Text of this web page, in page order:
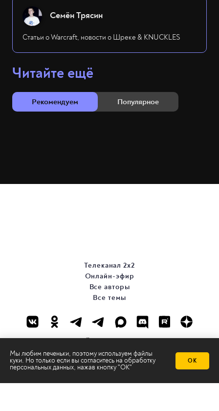
Семён Трясин
Статьи о Warcraft, новости о Шреке & KNUCKLES
Читайте ещё
Рекомендуем Популярное
Мы любим печеньки, поэтому используем файлы
куки. Но только если вы согласитесь на обработку
персональных данных, нажав кнопку "ОК"
ОК
Телеканал 2х2
Онлайн-эфир
Все авторы
Все темы
© ООО «ТРК «2Х2», 2026
Правовая информация